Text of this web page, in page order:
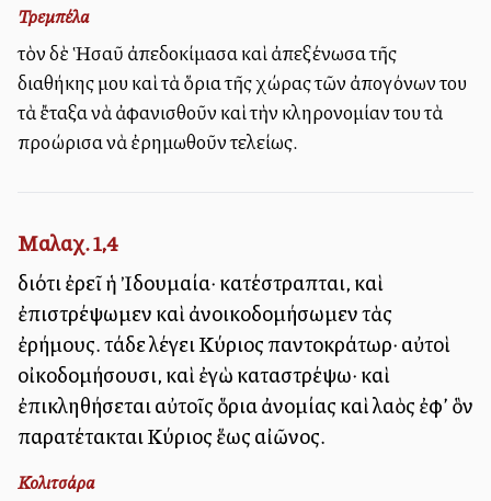
Τρεμπέλα
τὸν δὲ Ἡσαῦ ἀπεδοκίμασα καὶ ἀπεξένωσα τῆς
διαθήκης μου καὶ τὰ ὅρια τῆς χώρας τῶν ἀπογόνων του
τὰ ἔταξα νὰ ἀφανισθοῦν καὶ τὴν κληρονομίαν του τὰ
προώρισα νὰ ἐρημωθοῦν τελείως.
Μαλαχ. 1,4
διότι ἐρεῖ ἡ Ἰδουμαία· κατέστραπται, καὶ
ἐπιστρέψωμεν καὶ ἀνοικοδομήσωμεν τὰς
ἐρήμους. τάδε λέγει Κύριος παντοκράτωρ· αὐτοὶ
οἰκοδομήσουσι, καὶ ἐγὼ καταστρέψω· καὶ
ἐπικληθήσεται αὐτοῖς ὅρια ἀνομίας καὶ λαὸς ἐφ’ ὃν
παρατέτακται Κύριος ἕως αἰῶνος.
Κολιτσάρα